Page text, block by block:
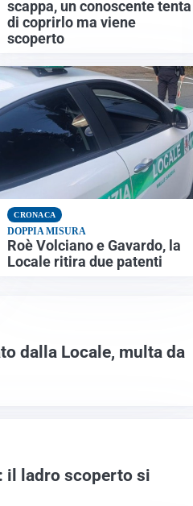
scappa, un conoscente tenta
di coprirlo ma viene
scoperto
CRONACA
DOPPIA MISURA
Roè Volciano e Gavardo, la
Locale ritira due patenti
dalla Locale, multa da
il ladro scoperto si